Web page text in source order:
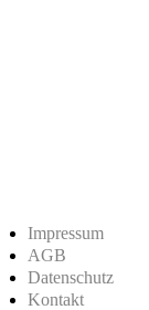
Impressum
AGB
Datenschutz
Kontakt